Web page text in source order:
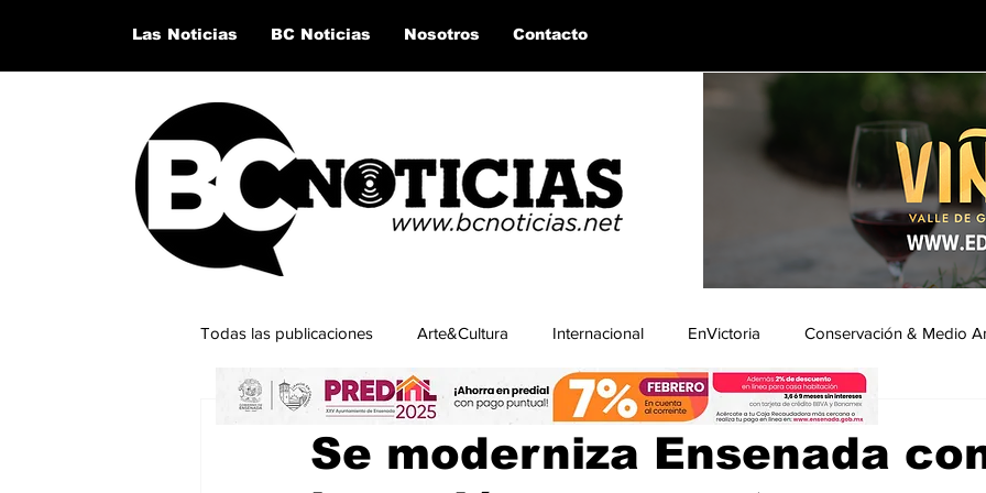
Las Noticias BC Noticias Nosotros Contacto
Todas las publicaciones Arte&Cultura Internacional EnVictoria Conservación & Medio
Lo último del momento San Quintín, BC Bahía de los Ángeles, BC Columnas Invitadas
Se moderniza Ensenada
25 ene 20252 min de lectura